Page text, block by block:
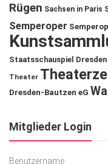
Rügen Sachsen in Paris
Semperoper
Staatsschauspiel Dresden
Theater
Dresden-Bautzen eG
Mitglieder Login
Benutzername